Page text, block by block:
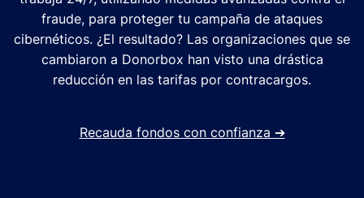
fraude, para proteger tu campaña de ataques
cibernéticos. ¿El resultado? Las organizaciones que se
cambiaron a Donorbox han visto una drástica
reducción en las tarifas por contracargos.
Recauda fondos con confianza ➔